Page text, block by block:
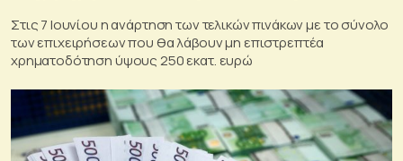
Στις 7 Ιουνίου η ανάρτηση των τελικών πινάκων με το σύνολο
των επιχειρήσεων που θα λάβουν μη επιστρεπτέα
χρηματοδότηση ύψους 250 εκατ. ευρώ